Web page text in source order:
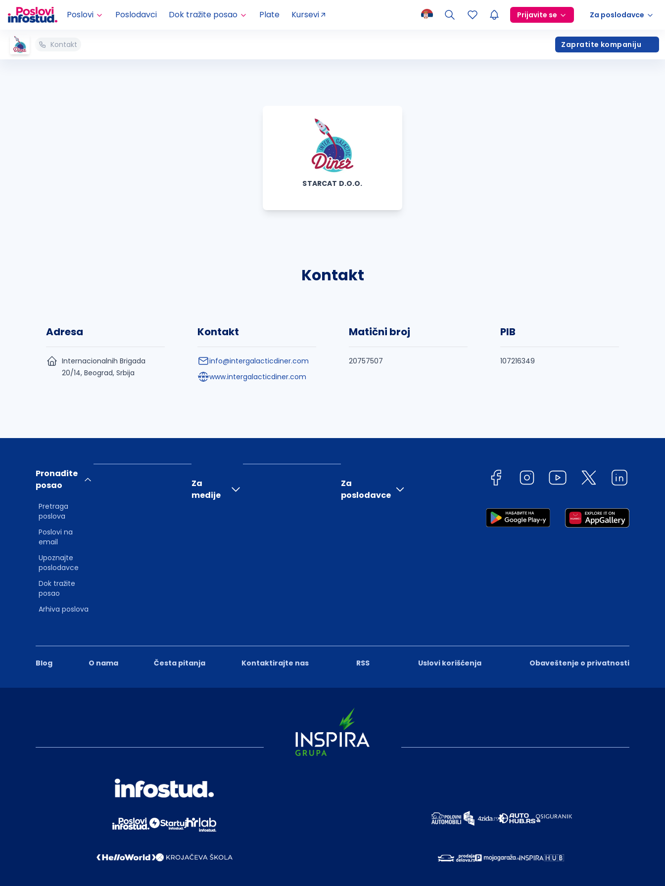
Poslovi Poslodavci Dok tražite posao Plate Kursevi Prijavite se Za poslodavce
Kontakt Zapratite kompaniju
STARCAT D.O.O.
Kontakt
Adresa
Internacionalnih Brigada
20/14, Beograd, Srbija
Kontakt
info@intergalacticdiner.com
www.intergalacticdiner.com
Matični broj
20757507
PIB
107216349
Blog O nama Česta pitanja Kontaktirajte nas RSS Uslovi korišćenja Obaveštenje o privatnosti
Pronađite
posao
Pretraga
poslova
Poslovi na
email
Upoznajte
poslodavce
Dok tražite
posao
Arhiva poslova
Za
medije
Za
poslodavce